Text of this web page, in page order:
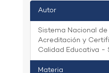
Autor
Sistema Nacional de
Acreditación y
Calidad Educativa -
Materia